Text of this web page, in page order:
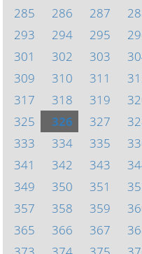
285
286 287
293
294 295
301
302 303
309
310 311
317
318 319
325
326 327
333
334 335
341
342 343
349
350 351
357
358 359
365
366 367